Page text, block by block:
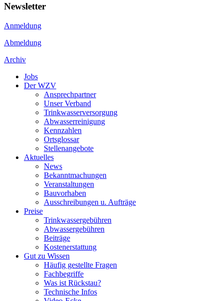
Newsletter
Anmeldung
Abmeldung
Archiv
Jobs
Der WZV
Ansprechpartner
Unser Verband
Trinkwasser­versorgung
Abwasserreinigung
Kennzahlen
Ortsglossar
Stellenangebote
Aktuelles
News
Bekanntmachungen
Veranstaltungen
Bauvorhaben
Ausschreibungen u. Aufträge
Preise
Trinkwassergebühren
Abwassergebühren
Beiträge
Kostenerstattung
Gut zu Wissen
Häufig gestellte Fragen
Fachbegriffe
Was ist Rückstau?
Technische Infos